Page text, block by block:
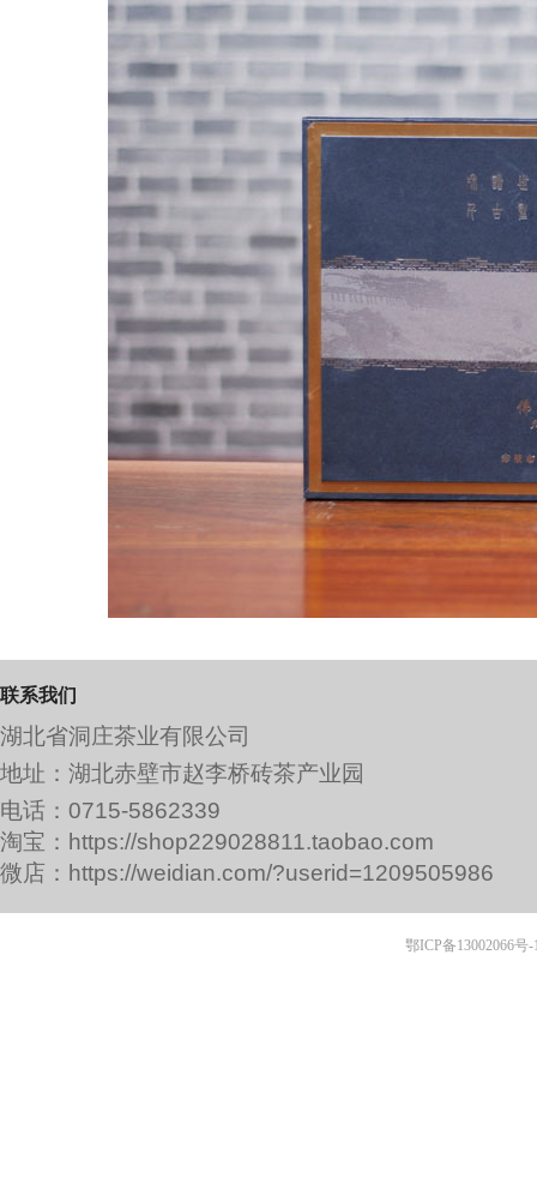
联系我们
湖北省洞庄茶业有限公司
地址：湖北赤壁市赵李桥砖茶产业园
电话：0715-5862339
淘宝：https://shop229028811.taobao.com
微店：https://weidian.com/?userid=1209505986
鄂ICP备13002066号-